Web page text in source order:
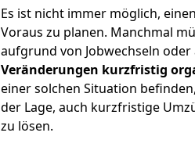
Es ist nicht immer möglich,
Voraus zu planen. Manchmal
aufgrund von Jobwechseln
Veränderungen kurzfristig
einer solchen Situation
der Lage, auch kurzfristige
zu lösen.